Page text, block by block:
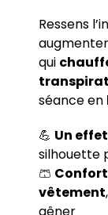
Ressens
qui
séance en
💪 Un
silhouette
🩳
vêtement
gêner